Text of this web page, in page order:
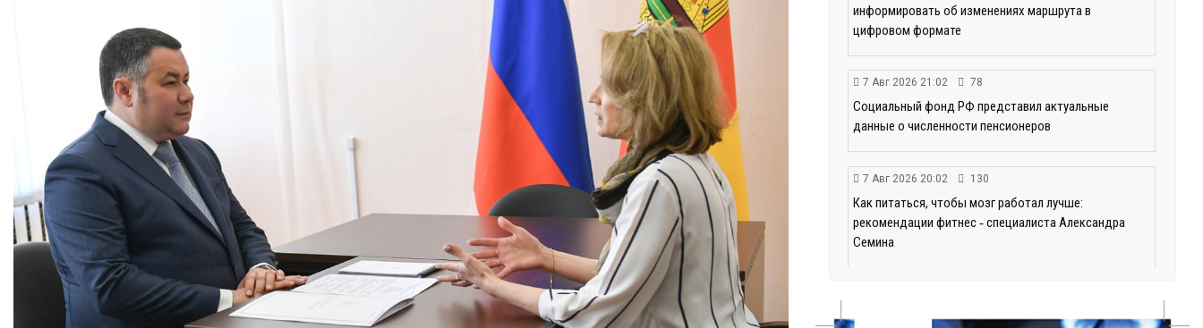
информировать об изменениях маршрута в
цифровом формате
7 Авг 2026 21:02 78
Социальный фонд РФ представил актуальные
данные о численности пенсионеров
7 Авг 2026 20:02 130
Как питаться, чтобы мозг работал лучше:
рекомендации фитнес ‑ специалиста Александра
Семина
Ботанические лаборатории в школах: Тверская